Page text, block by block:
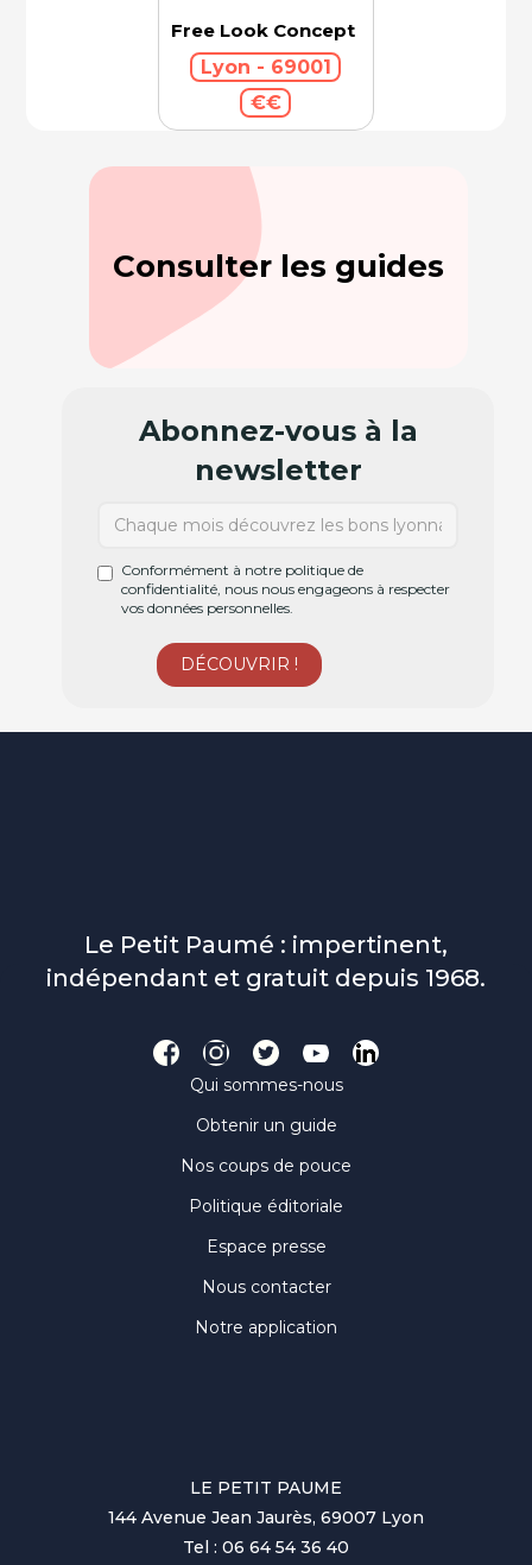
Free Look Concept
Lyon - 69001
€€
Consulter les guides
Abonnez-vous à la
newsletter
Conformément à notre politique de
confidentialité, nous nous engageons à respecter
vos données personnelles.
Le Petit Paumé : impertinent,
indépendant et gratuit depuis 1968.
Qui sommes-nous
Obtenir un guide
Nos coups de pouce
Politique éditoriale
Espace presse
Nous contacter
Notre application
LE PETIT PAUME
144 Avenue Jean Jaurès, 69007 Lyon
Tel : 06 64 54 36 40